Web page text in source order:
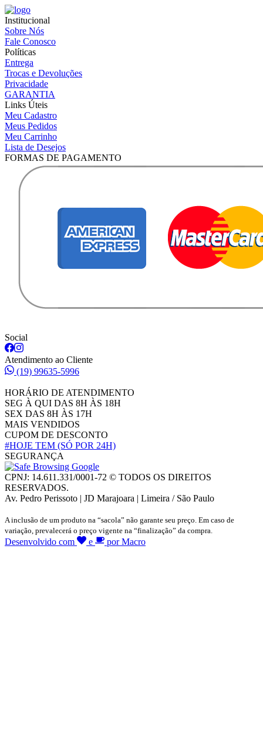
Institucional
Sobre Nós
Fale Conosco
Políticas
Entrega
Trocas e Devoluções
Privacidade
GARANTIA
Links Úteis
Meu Cadastro
Meus Pedidos
Meu Carrinho
Lista de Desejos
FORMAS DE PAGAMENTO
Social
Atendimento ao Cliente
(19) 99635-5996
HORÁRIO DE ATENDIMENTO
SEG À QUI DAS 8H ÀS 18H
SEX DAS 8H ÀS 17H
MAIS VENDIDOS
CUPOM DE DESCONTO
#HOJE TEM (SÓ POR 24H)
SEGURANÇA
CPNJ: 14.611.331/0001-72 © TODOS OS DIREITOS
RESERVADOS.
Av. Pedro Perissoto | JD Marajoara | Limeira / São Paulo
A inclusão de um produto na “sacola” não garante seu preço. Em caso de
variação, prevalecerá o preço vigente na “finalização” da compra.
Desenvolvido com e por Macro